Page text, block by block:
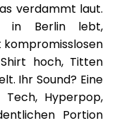
verdammt laut.
in Berlin lebt,
hoch, Titten
Ihr Sound? Eine
Hyperpop,
Portion